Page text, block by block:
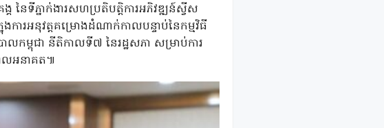
ៃទីភ្នាក់ងារសហប្រតិបត្តិការអភិវឌ្ឍន៍ស្វីស
នុងការអនុវត្តគម្រោងដំណាក់កាលបន្ទាប់នៃកម្មវិធី
កម្ពុជា នីតិកាលទី៧ នៃរដ្ឋសភា សម្រាប់ការ
លអនាគត៕